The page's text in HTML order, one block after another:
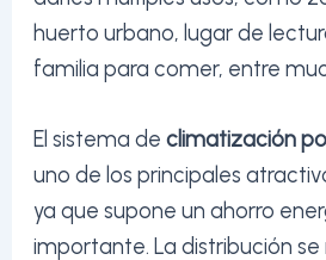
huerto urbano, lugar de
familia para comer, entre
El sistema declimatización
uno de los principales
ya que supone un ahorro
importante. La distribución se